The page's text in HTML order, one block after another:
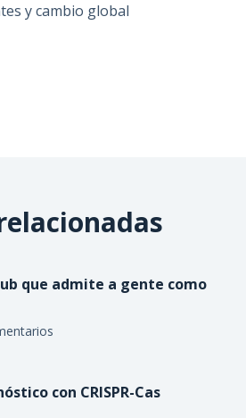
y cambio global
que admite a gente como
con CRISPR-Cas